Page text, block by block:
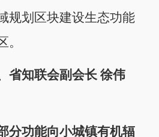
规划区块建设生态功能
。
省知联会副会长 徐伟
功能向小城镇有机辐